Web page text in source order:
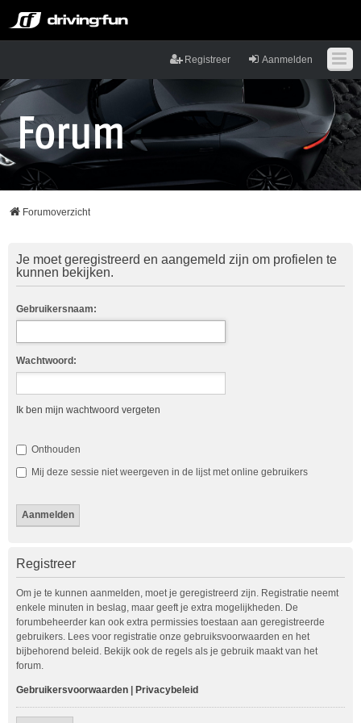
Aanmelden
Registreer
Forumoverzicht
Je moet geregistreerd en aangemeld zijn om profielen te
kunnen bekijken.
Gebruikersnaam:
Wachtwoord:
Ik ben mijn wachtwoord vergeten
Onthouden
Mij deze sessie niet weergeven in de lijst met online gebruikers
Registreer
Om je te kunnen aanmelden, moet je geregistreerd zijn. Registratie neemt
enkele minuten in beslag, maar geeft je extra mogelijkheden. De
forumbeheerder kan ook extra permissies toestaan aan geregistreerde
gebruikers. Lees voor registratie onze gebruiksvoorwaarden en het
bijbehorend beleid. Bekijk ook de regels als je gebruik maakt van het
forum.
Gebruikersvoorwaarden Privacybeleid